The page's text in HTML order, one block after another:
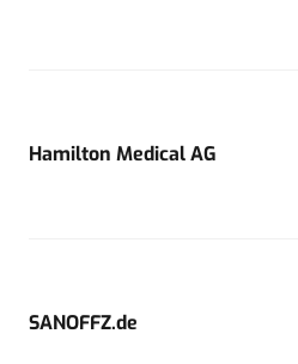
Hamilton Medical AG
SANOFFZ.de